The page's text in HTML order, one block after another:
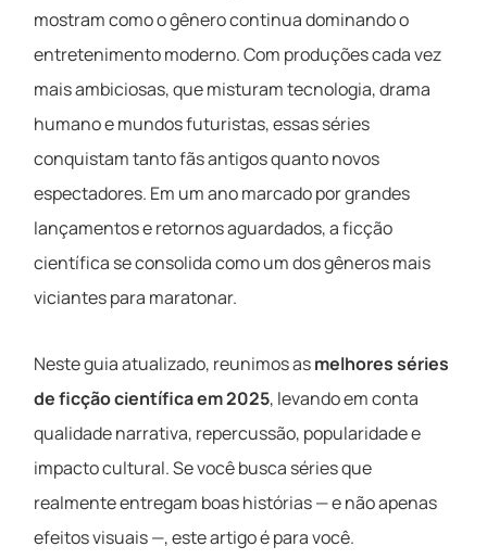
mostram como o gênero continua dominando o
entretenimento moderno. Com produções cada vez
mais ambiciosas, que misturam tecnologia, drama
humano e mundos futuristas, essas séries
conquistam tanto fãs antigos quanto novos
espectadores. Em um ano marcado por grandes
lançamentos e retornos aguardados, a ficção
científica se consolida como um dos gêneros mais
viciantes para maratonar.
Neste guia atualizado, reunimos asmelhores séries
de ficção científica em 2025, levando em conta
qualidade narrativa, repercussão, popularidade e
impacto cultural. Se você busca séries que
realmente entregam boas histórias — e não apenas
efeitos visuais —, este artigo é para você.